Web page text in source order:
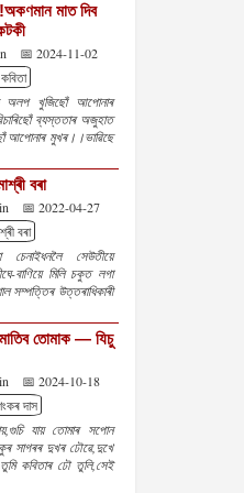
মাত দিব
📅 2024-11-02
অলপ খুজিছোঁ আপোনাৰ
ব্যস্ততাৰ অজুহাত
আপোনাৰ মুখৰ।।ভাৱিছে
বৰা
📅 2022-04-27
বৰা
সেউতীয়ে
বাণিয়ে মিলি চকুত লগা
সম্পত্তিৰ উত্তৰাধিকাৰী
তোমাক — যিচু
📅 2024-10-18
দাস
যায় তোমাৰ সপোন
সাগৰৰ দুখৰ ঢৌৱে,দুখে
কবিতাৰ ঢৌ তুলি,সেই